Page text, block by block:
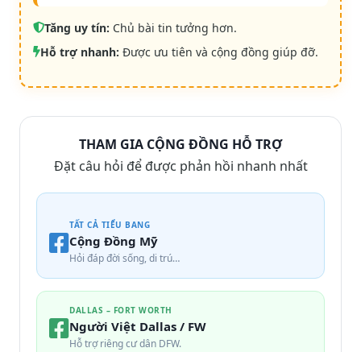
Tăng uy tín: Chủ bài tin tưởng hơn.
Hỗ trợ nhanh: Được ưu tiên và cộng đồng giúp đỡ.
THAM GIA CỘNG ĐỒNG HỖ TRỢ
Đặt câu hỏi để được phản hồi nhanh nhất
TẤT CẢ TIỂU BANG
Cộng Đồng Mỹ
Hỏi đáp đời sống, di trú…
DALLAS – FORT WORTH
Người Việt Dallas / FW
Hỗ trợ riêng cư dân DFW.